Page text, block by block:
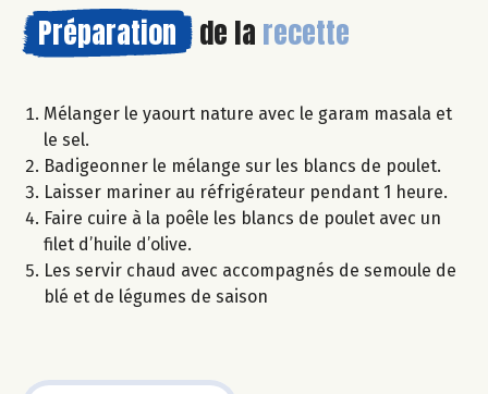
Préparation de la recette
Mélanger le yaourt nature avec le garam masala et
le sel.
Badigeonner le mélange sur les blancs de poulet.
Laisser mariner au réfrigérateur pendant 1 heure.
Faire cuire à la poêle les blancs de poulet avec un
filet d’huile d’olive.
Les servir chaud avec accompagnés de semoule de
blé et de légumes de saison